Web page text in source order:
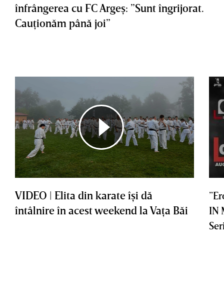
înfrângerea cu FC Argeş: ”Sunt îngrijorat.
Cauţionăm până joi”
VIDEO | Elita din karate îşi dă
întâlnire în acest weekend la Vaţa Băi
IN